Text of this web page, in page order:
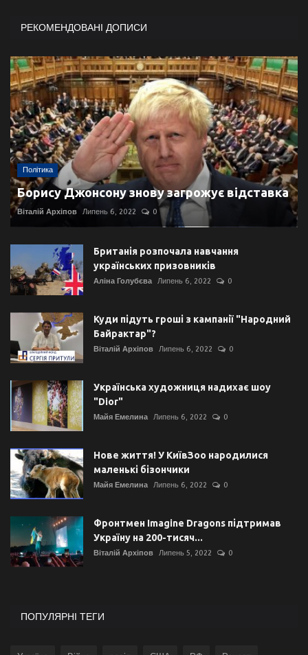
РЕКОМЕНДОВАНІ ДОПИСИ
Політика
Борису Джонсону знову загрожує відставка
Віталій Архіпов Липень 6, 2022 0
Британія розпочала навчання
українських призовників
Аліна Голубєва Липень 6, 2022 0
Куди підуть гроші з кампанії "Народний
Байрактар"?
Віталій Архіпов Липень 6, 2022 0
Українська художниця надихає шоу
"Dior"
Майя Емелина Липень 6, 2022 0
Нове життя! У КиївЗоо народилися
маленькі бізончики
Майя Емелина Липень 6, 2022 0
Фронтмен Imagine Dragons підтримав
Україну на 200-тисяч...
Віталій Архіпов Липень 5, 2022 0
ПОПУЛЯРНІ ТЕГИ